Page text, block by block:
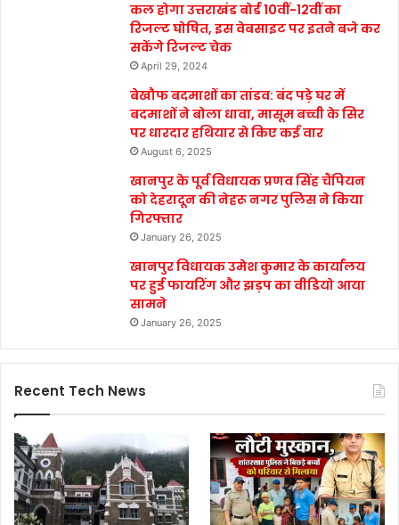
कल होगा उत्तराखंड बोर्ड 10वीं-12वीं का
रिजल्ट घोषित, इस वेबसाइट पर इतने बजे कर
सकेंगे रिजल्ट चेक
April 29, 2024
बेखौफ बदमाशों का तांडव: बंद पड़े घर में
बदमाशों ने बोला धावा, मासूम बच्ची के सिर
पर धारदार हथियार से किए कई वार
August 6, 2025
खानपुर के पूर्व विधायक प्रणव सिंह चैंपियन
को देहरादून की नेहरू नगर पुलिस ने किया
गिरफ्तार
January 26, 2025
खानपुर विधायक उमेश कुमार के कार्यालय
पर हुई फायरिंग और झड़प का वीडियो आया
सामने
January 26, 2025
Recent Tech News